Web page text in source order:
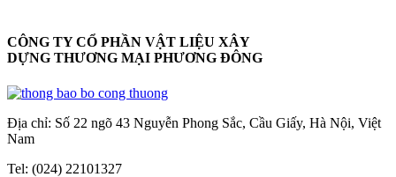
CÔNG TY CỔ PHẦN VẬT LIỆU XÂY
DỰNG THƯƠNG MẠI PHƯƠNG ĐÔNG
Địa chỉ: Số 22 ngõ 43 Nguyễn Phong Sắc, Cầu Giấy, Hà Nội, Việt
Nam
Tel: (024) 22101327